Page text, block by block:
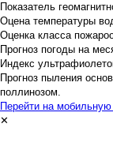
Показатель
Оцена температуры
Оценка класса
Прогноз погоды на
Индекс
Прогноз пыления
поллинозом.
Перейти на
✕